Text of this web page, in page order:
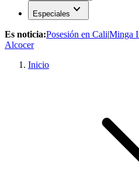
Especiales expand_more
Es noticia:Posesión en Cali|Minga
Alcocer
Inicio